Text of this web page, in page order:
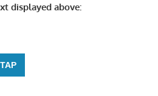
displayed above: